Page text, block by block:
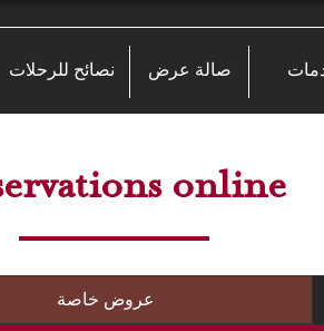
صالة عرض نصائح للرحلات
online
عروض خاصة